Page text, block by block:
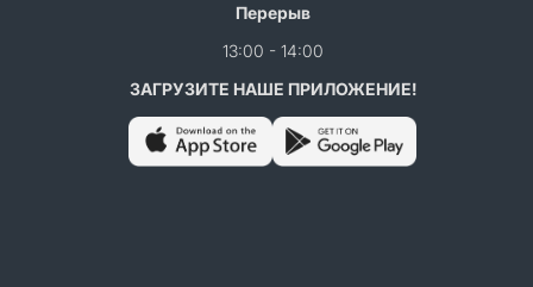
Перерыв
13:00 - 14:00
ЗАГРУЗИТЕ НАШЕ ПРИЛОЖЕНИЕ!